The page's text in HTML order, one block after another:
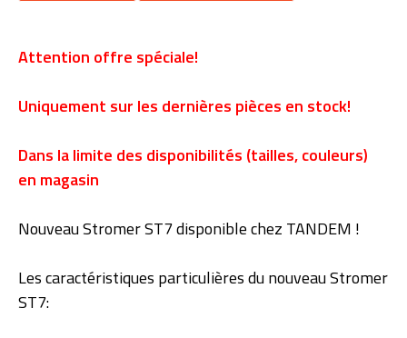
Attention offre spéciale!
Uniquement sur les dernières pièces en stock!
Dans la limite des disponibilités (tailles, couleurs)
en magasin
Nouveau Stromer ST7 disponible chez TANDEM !
Les caractéristiques particulières du nouveau Stromer
ST7: